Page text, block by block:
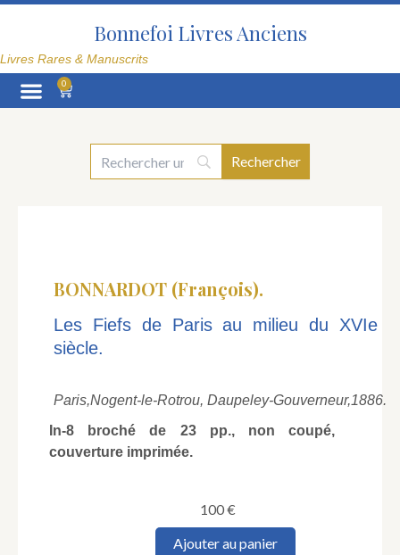
Aller
Bonnefoi Livres Anciens
Livres Rares & Manuscrits
0
Panier
BONNARDOT (François).
Les Fiefs de Paris au milieu du XVIe
siècle.
Paris,Nogent-le-Rotrou, Daupeley-Gouverneur,1886.
In-8 broché de 23 pp., non coupé,
couverture imprimée.
100€
quantitéAjouter au panier